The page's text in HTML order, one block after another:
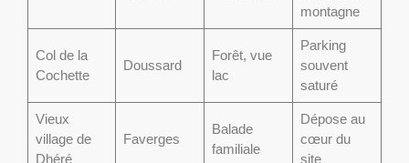
montagne
Col de la
Cochette
Doussard
Forêt, vue
lac
Parking
souvent
saturé
Vieux
village de
Dhéré
Faverges
Balade
familiale
Dépose au
cœur du
site